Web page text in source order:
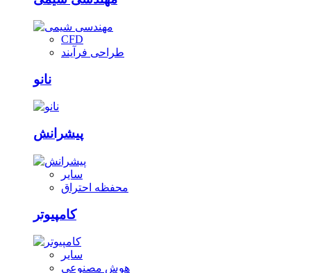
CFD
طراحی فرآیند
نانو
پیشرانش
سایر
محفظه احتراق
کامپیوتر
سایر
هوش مصنوعی